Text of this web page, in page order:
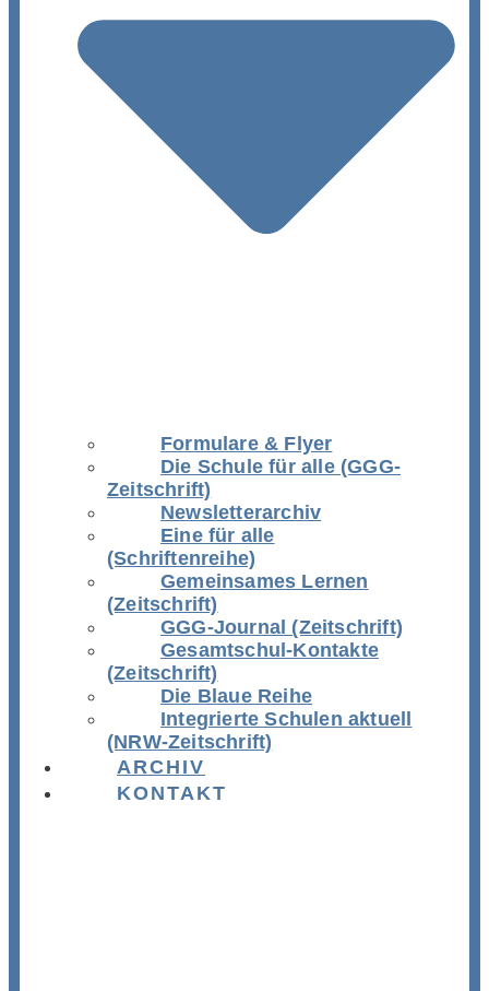
Formulare & Flyer
Die Schule für alle (GGG-
Zeitschrift)
Newsletterarchiv
Eine für alle
(Schriftenreihe)
Gemeinsames Lernen
(Zeitschrift)
GGG-Journal (Zeitschrift)
Gesamtschul-Kontakte
(Zeitschrift)
Die Blaue Reihe
Integrierte Schulen aktuell
(NRW-Zeitschrift)
ARCHIV
KONTAKT